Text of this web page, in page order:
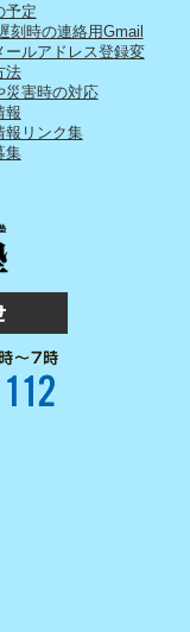
予定
刻時の連絡用Gmail
ールアドレス登録変
法
災害時の対応
報
報リンク集
集